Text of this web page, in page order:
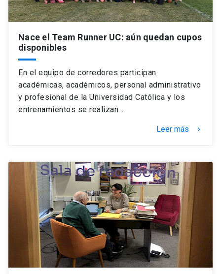
Nace el Team Runner UC: aún quedan cupos
disponibles
En el equipo de corredores participan
académicas, académicos, personal administrativo
y profesional de la Universidad Católica y los
entrenamientos se realizan…
Leer más keyboard_arrow_right